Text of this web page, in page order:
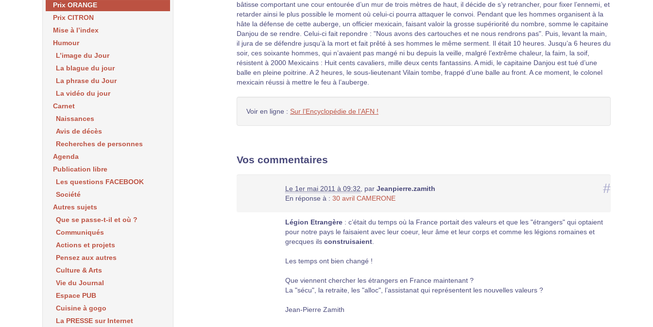
bâtisse comportant une cour entourée d’un mur de trois mètres de haut, il décide de s’y retrancher, pour fixer l’ennemi, et
retarder ainsi le plus possible le moment où celui-ci pourra attaquer le convoi. Pendant que les hommes organisent à la
hâte la défense de cette auberge, un officier mexicain, faisant valoir la grosse supériorité du nombre, somme le capitaine
Danjou de se rendre. Celui-ci fait repondre : "Nous avons des cartouches et ne nous rendrons pas". Puis, levant la main,
il jura de se défendre jusqu’à la mort et fait prêté à ses hommes le même serment. Il était 10 heures. Jusqu’a 6 heures du
soir, ces soixante hommes, qui n’avaient pas mangé ni bu depuis la veille, malgré l’extrême chaleur, la faim, la soif,
résistent à 2000 Mexicains : Huit cents cavaliers, mille deux cents fantassins. A midi, le capitaine Danjou est tué d’une
balle en pleine poitrine. A 2 heures, le sous-lieutenant Vilain tombe, frappé d’une balle au front. A ce moment, le colonel
mexicain réussi à mettre le feu à l’auberge.
Voir en ligne : Sur l’Encyclopédie de l’AFN !
Vos commentaires
#
Le 1er mai 2011 à 09:32 par Jeanpierre.zamith
En réponse à : 30 avril CAMERONE
Légion Etrangère : c’était du temps où la France portait des valeurs et que les "étrangers" qui optaient
pour notre pays le faisaient avec leur coeur, leur âme et leur corps et comme les légions romaines et
grecques ils construisaient
Les temps ont bien changé !
Que viennent chercher les étrangers en France maintenant ?
La "sécu", la retraite, les "alloc", l’assistanat qui représentent les nouvelles valeurs ?
Jean-Pierre Zamith
Prix ORANGE
Prix CITRON
Mise à l’index
Humour
L’image du Jour
La blague du jour
La phrase du Jour
La vidéo du jour
Carnet
Naissances
Avis de décès
Recherches de personnes
Agenda
Publication libre
Les questions FACEBOOK
Société
Autres sujets
Que se passe-t-il et où ?
Communiqués
Actions et projets
Pensez aux autres
Culture & Arts
Vie du Journal
Espace PUB
Cuisine à gogo
La PRESSE sur Internet